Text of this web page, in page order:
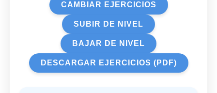
CAMBIAR EJERCICIOS
SUBIR DE NIVEL
BAJAR DE NIVEL
DESCARGAR EJERCICIOS (PDF)